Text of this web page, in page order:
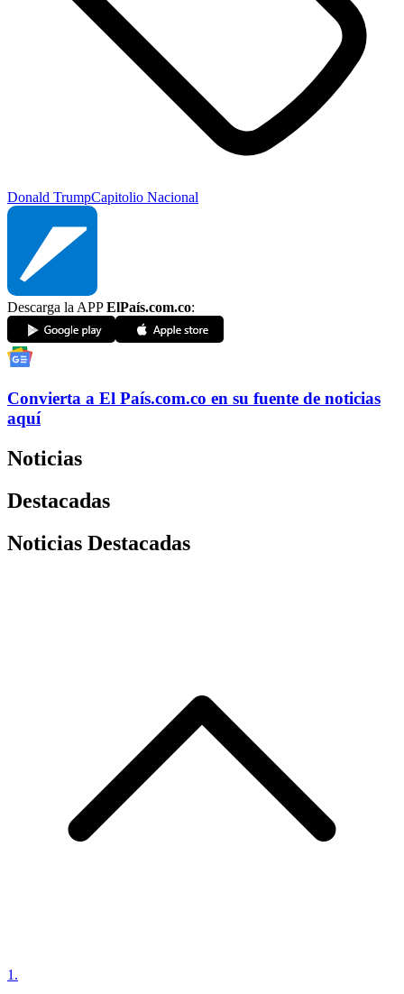
Donald TrumpCapitolio Nacional
Descarga la APPElPaís.com.co:
Convierta a El País.com.co en su fuente de noticias
aquí
Noticias
Destacadas
Noticias Destacadas
1 .